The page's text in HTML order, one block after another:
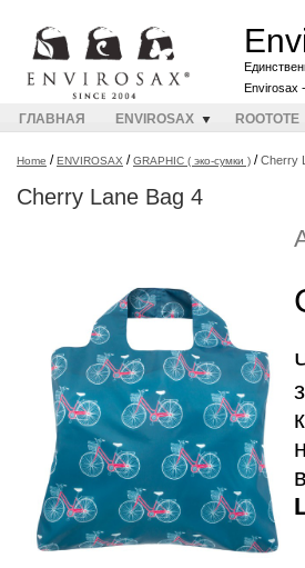
Envirosax
ГЛАВНАЯ ENVIROSAX ROOTOTE
Home /ENVIROSAX /GRAPHIC ( эко-сумки ) /Cherry
Cherry Lane Bag 4